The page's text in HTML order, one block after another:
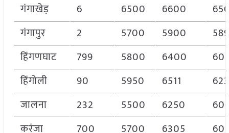
गंगाखेड़
6 6500 6600
गंगापुर
2 5700 5900
हिंगणघाट
799 5800 6400
हिंगोली
90 5950 6511
जालना
232 5500 6250
करंजा
700 5700 6305